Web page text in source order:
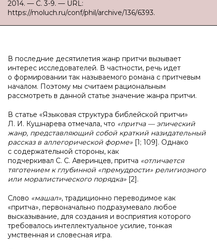
2014. — С. 3-9. — URL:
https://moluch.ru/conf/phil/archive/136/6393.
В последние десятилетия жанр притчи вызывает
интерес исследователей. В частности, речь идет
о формировании так называемого романа с притчевым
началом. Поэтому мы считаем рациональным
рассмотреть в данной статье значение жанра притчи.
В статье «Языковая структура библейской притчи»
Л. И. Кушнарева отмечала, что «притча — эпический
жанр, представляющий собой краткий назидательный
рассказ в аллегорической форме» [1; 109]. Однако
с содержательной стороны, как
подчеркивал С. С. Аверинцев, притча «отличается
тяготением к глубинной «премудрости» религиозного
или моралистического порядка» [2].
Слово «машал», традиционно переводимое как
«притча», первоначально подразумевало любое
высказывание, для создания и восприятия которого
требовалось интеллектуальное усилие, тонкая
умственная и словесная игра.